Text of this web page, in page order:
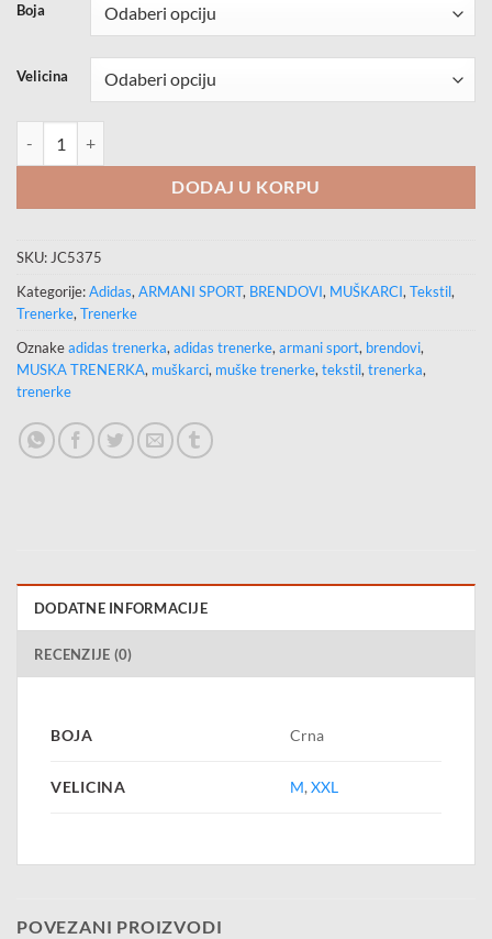
Boja
Velicina
DODAJ U KORPU
SKU:JC5375
Kategorije:Adidas,ARMANI SPORT, BRENDOVI, MUŠKARCI,Tekstil,
Trenerke,Trenerke
Oznakeadidas trenerka,adidas trenerke,armani sport, brendovi,
MUSKA TRENERKA, muškarci, muške trenerke,tekstil,trenerka,
trenerke
DODATNE INFORMACIJE
RECENZIJE (0)
BOJA Crna
VELICINA M,XXL
POVEZANI PROIZVODI